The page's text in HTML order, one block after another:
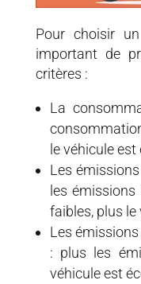
Pour choisir
important de
critères :
La
le véhicule est
Les
les
faibles, plus le
Les
: plus les
véhicule est